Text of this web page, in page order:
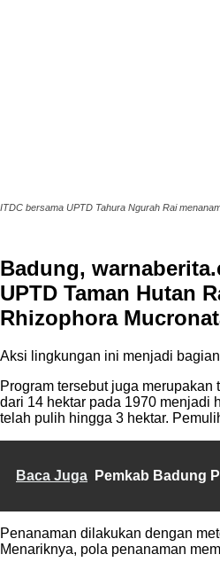
ITDC bersama UPTD Tahura Ngurah Rai
Badung,
UPTD Taman Hutan
Rhizophora
Aksi lingkungan ini menjadi
Program tersebut juga
dari 14 hektar pada 1970 menjadi
telah pulih hingga 3 hektar.
Baca Juga Pemkab Badung
Penanaman dilakukan dengan
Menariknya, pola penanaman